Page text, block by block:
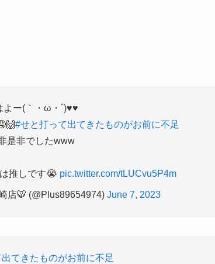
よー(｀・ω・´)♥️♥️
#せと打って出てきたものがお前に不足
是非でしたwww
推しです😭 pic.twitter.com/tLUCvu5P4m
🐯 (@Plus89654974) June 7, 2023
てきたものがお前に不足